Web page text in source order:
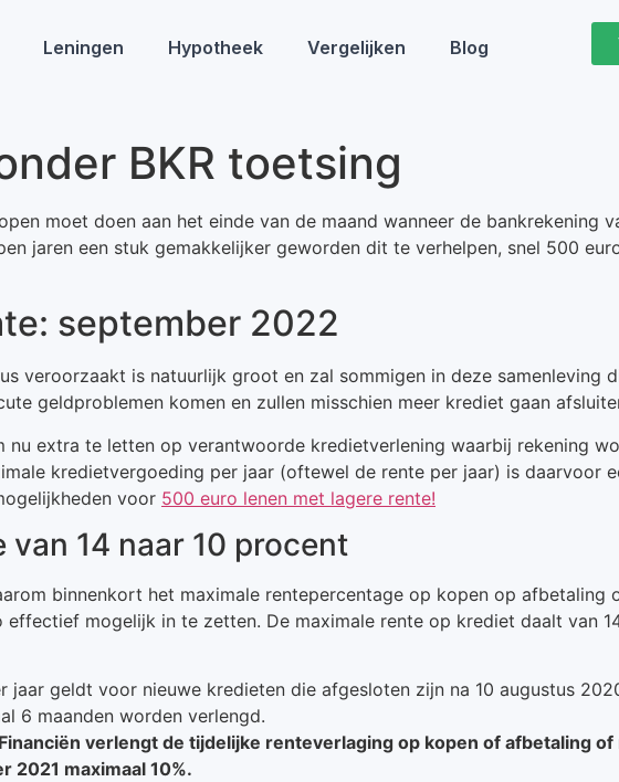
Leningen Hypotheek Vergelijken Blog
BKR toetsing
moet doen aan het einde van de maand wanneer de bankrekening
jaren een stuk gemakkelijker geworden dit te verhelpen, snel 500
september 2022
veroorzaakt is natuurlijk groot en zal sommigen in deze samenleving
geldproblemen komen en zullen misschien meer krediet gaan
nu extra te letten op verantwoorde kredietverlening waarbij rekening
kredietvergoeding per jaar (oftewel de rente per jaar) is daarvoor
voor 500 euro lenen met lagere rente!
14 naar 10 procent
binnenkort het maximale rentepercentage op kopen op afbetaling
mogelijk in te zetten. De maximale rente op krediet daalt van
jaar geldt voor nieuwe kredieten die afgesloten zijn na 10 augustus
6 maanden worden verlengd.
verlengt de tijdelijke renteverlaging op kopen of afbetaling
2021 maximaal 10%.